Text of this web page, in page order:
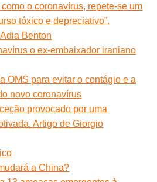
o coronavírus, repete-se um
tóxico e depreciativo”.
Benton
o ex-embaixador iraniano
OMS para evitar o contágio e a
novo coronavírus
provocado por uma
Artigo de Giorgio
a China?